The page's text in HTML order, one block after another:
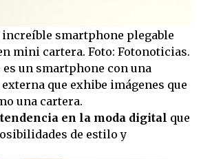
increíble smartphone plegable
mini cartera. Foto: Fotonoticias.
es un smartphone con una
que exhibe imágenes que
una cartera.
en la moda digital que
de estilo y